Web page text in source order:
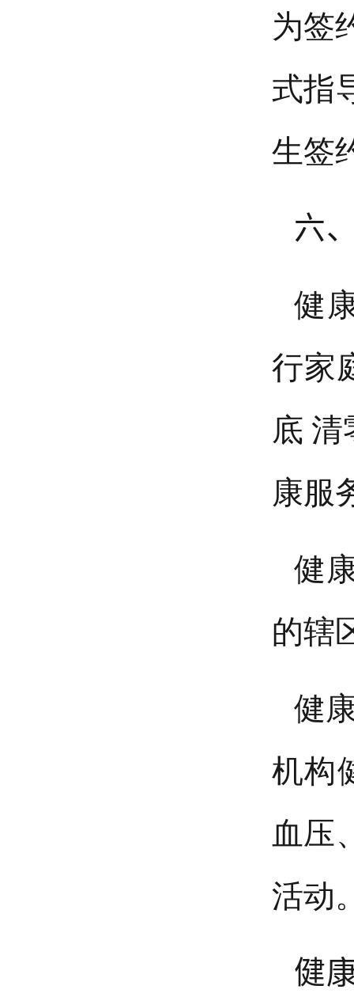
为签
式指
生签
六
健
行家
底 清
康服
健
的辖
健
机构
血压
活动
健